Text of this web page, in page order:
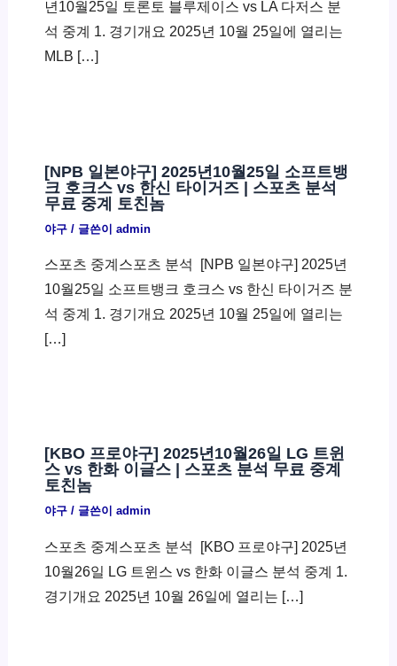
년10월25일 토론토 블루제이스 vs LA 다저스 분
석 중계 1. 경기개요 2025년 10월 25일에 열리는
MLB […]
[NPB 일본야구] 2025년10월25일 소프트뱅
크 호크스 vs 한신 타이거즈 | 스포츠 분석
무료 중계 토친놈
야구/ 글쓴이 admin
스포츠 중계스포츠 분석 ​ [NPB 일본야구] 2025년
10월25일 소프트뱅크 호크스 vs 한신 타이거즈 분
석 중계 1. 경기개요 2025년 10월 25일에 열리는
[…]
[KBO 프로야구] 2025년10월26일 LG 트윈
스 vs 한화 이글스 | 스포츠 분석 무료 중계
토친놈
야구/ 글쓴이 admin
스포츠 중계스포츠 분석 ​ [KBO 프로야구] 2025년
10월26일 LG 트윈스 vs 한화 이글스 분석 중계 1.
경기개요 2025년 10월 26일에 열리는 […]